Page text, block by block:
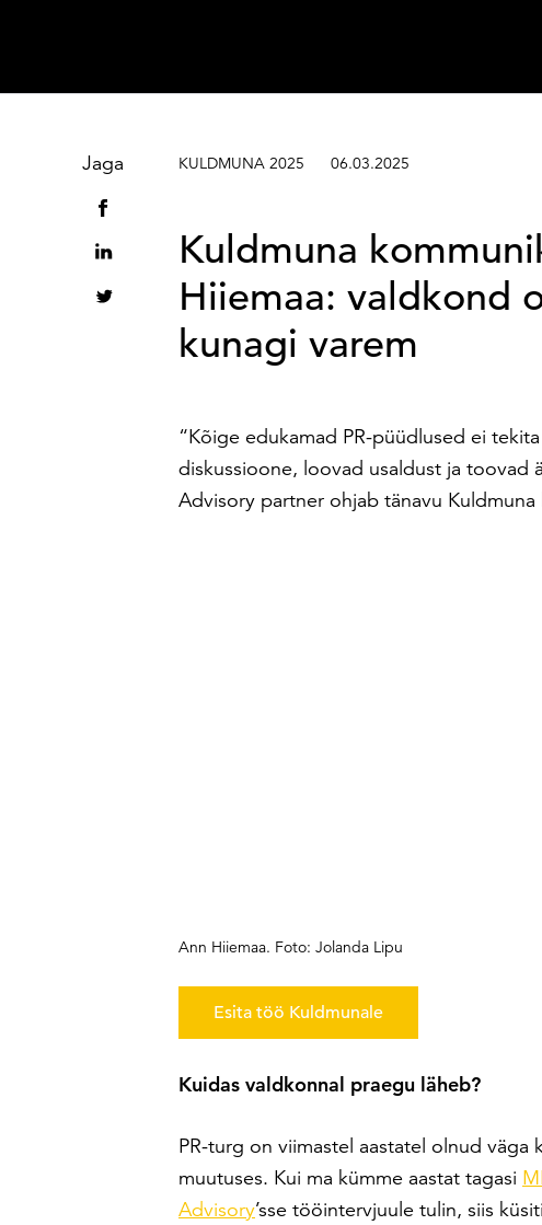
KULDMUNA 2025 06.03.2025
Kuldmuna
Hiiemaa: valdkond
kunagi varem
“Kõige edukamad PR-püüdlused ei
diskussioone, loovad usaldust ja toovad
Advisory partner ohjab tänavu
Ann Hiiemaa. Foto: Jolanda Lipu
Esita töö Kuldmunale
Kuidas valdkonnal praegu läheb?
PR-turg on viimastel aastatel olnud väga
muutuses. Kui ma kümme aastat tagasi
Advisory’sse tööintervjuule tulin, siis
Jaga